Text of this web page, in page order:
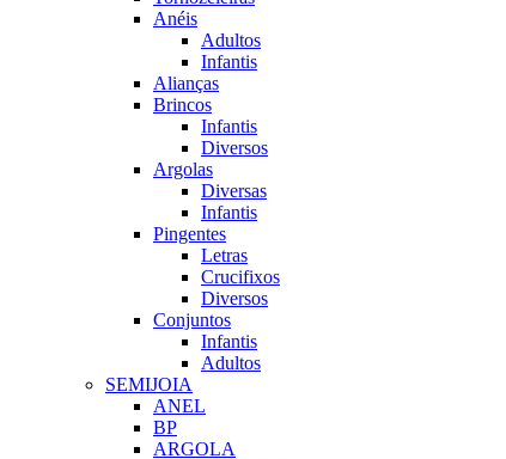
Anéis
Adultos
Infantis
Alianças
Brincos
Infantis
Diversos
Argolas
Diversas
Infantis
Pingentes
Letras
Crucifixos
Diversos
Conjuntos
Infantis
Adultos
SEMIJOIA
ANEL
BP
ARGOLA